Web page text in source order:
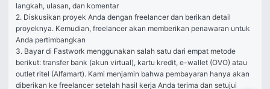
langkah, ulasan, dan komentar
2. Diskusikan proyek Anda dengan freelancer dan berikan detail
proyeknya. Kemudian, freelancer akan memberikan penawaran untuk
Anda pertimbangkan
3. Bayar di Fastwork menggunakan salah satu dari empat metode
berikut: transfer bank (akun virtual), kartu kredit, e-wallet (OVO) atau
outlet ritel (Alfamart). Kami menjamin bahwa pembayaran hanya akan
diberikan ke freelancer setelah hasil kerja Anda terima dan setujui